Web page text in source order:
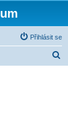
Přihlásit se